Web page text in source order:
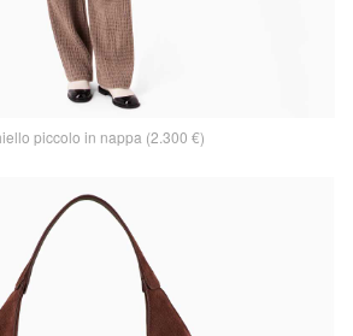
piccolo in nappa (2.300 €)